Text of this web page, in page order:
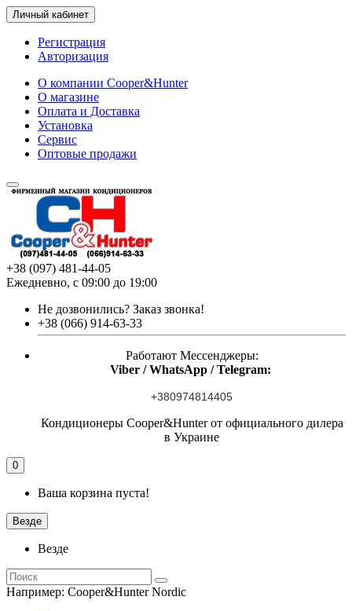
Личный кабинет
Регистрация
Авторизация
О компании Cooper&Hunter
О магазине
Оплата и Доставка
Установка
Сервис
Оптовые продажи
+38 (097) 481-44-05
Ежедневно, с 09:00 до 19:00
Не дозвонились? Заказ звонка!
+38 (066) 914-63-33
Работают Мессенджеры:
Viber / WhatsApp / Telegram:
+380974814405
Кондиционеры Cooper&Hunter от официального дилера
в Украине
0
Ваша корзина пуста!
Везде
Везде
Например: Cooper&Hunter Nordic